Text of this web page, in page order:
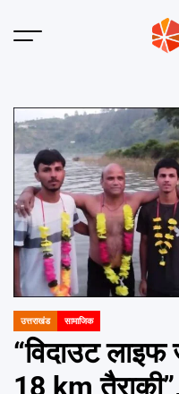
Menu
POSTED
IN
उत्तराखंड सामाजिक
“विदाउट
18 km